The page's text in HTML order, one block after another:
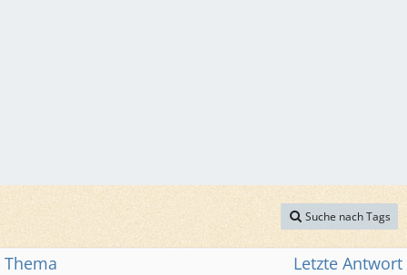
Suche nach Tags
Thema Letzte Antwort